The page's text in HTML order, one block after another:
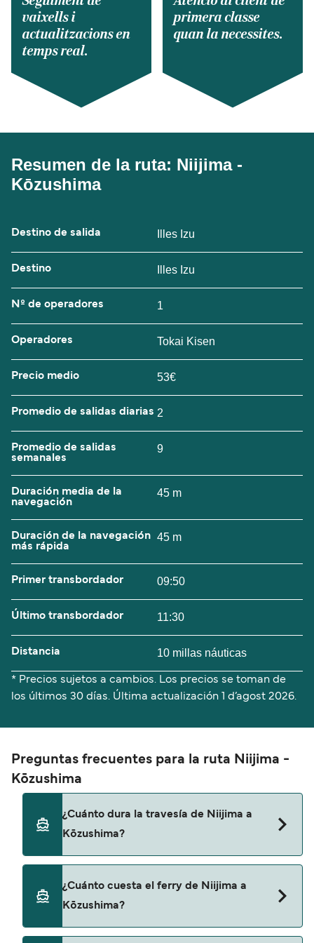
vaixells i
actualitzacions en
temps real.
primera classe
quan la necessites.
Resumen de la ruta: Niijima -
Kōzushima
Destino de salida Illes Izu
Destino Illes Izu
Nº de operadores 1
Operadores Tokai Kisen
Precio medio 53€
Promedio de salidas diarias 2
Promedio de salidas
semanales
9
Duración media de la
navegación
45 m
Duración de la navegación
más rápida
45 m
Primer transbordador 09:50
Último transbordador 11:30
Distancia 10 millas náuticas
* Precios sujetos a cambios. Los precios se toman de
los últimos 30 días. Última actualización 1 d’agost 2026.
Preguntas frecuentes para la ruta Niijima -
Kōzushima
¿Cuánto dura la travesía de Niijima a
Kōzushima?
Kōzushima es de aproximadamente 45 minutos.
La duración de la travesía puede variar de una
temporada a otra, por lo que te recomendamos
¿Cuánto cuesta el ferry de Niijima a
Kōzushima?